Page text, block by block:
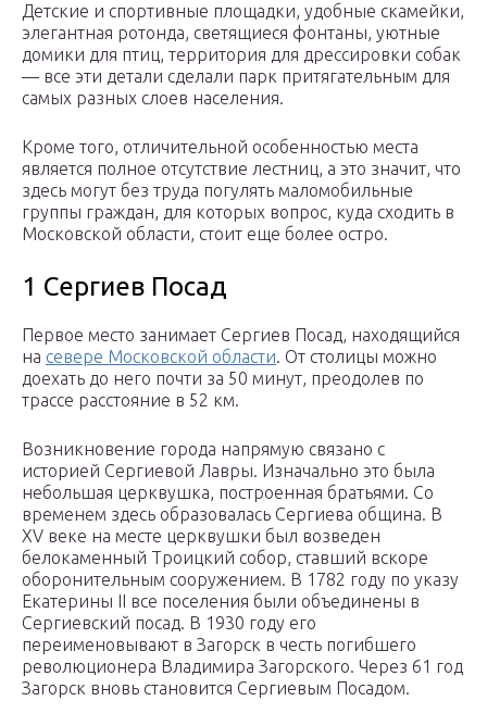
Детские и спортивные площадки, удобные скамейки,
элегантная ротонда, светящиеся фонтаны, уютные
домики для птиц, территория для дрессировки собак
— все эти детали сделали парк притягательным для
самых разных слоев населения.
Кроме того, отличительной особенностью места
является полное отсутствие лестниц, а это значит, что
здесь могут без труда погулять маломобильные
группы граждан, для которых вопрос, куда сходить в
Московской области, стоит еще более остро.
1 Сергиев Посад
Первое место занимает Сергиев Посад, находящийся
на севере Московской области. От столицы можно
доехать до него почти за 50 минут, преодолев по
трассе расстояние в 52 км.
Возникновение города напрямую связано с
историей Сергиевой Лавры. Изначально это была
небольшая церквушка, построенная братьями. Со
временем здесь образовалась Сергиева община. В
XV веке на месте церквушки был возведен
белокаменный Троицкий собор, ставший вскоре
оборонительным сооружением. В 1782 году по указу
Екатерины II все поселения были объединены в
Сергиевский посад. В 1930 году его
переименовывают в Загорск в честь погибшего
революционера Владимира Загорского. Через 61 год
Загорск вновь становится Сергиевым Посадом.